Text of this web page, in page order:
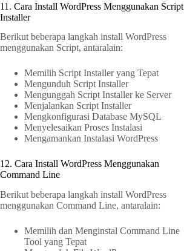
11. Cara Install WordPress Menggunakan Script
Installer
Berikut beberapa langkah install WordPress
menggunakan Script, antaralain:
Memilih Script Installer yang Tepat
Mengunduh Script Installer
Mengunggah Script Installer ke Server
Menjalankan Script Installer
Mengkonfigurasi Database MySQL
Menyelesaikan Proses Instalasi
Mengamankan Instalasi WordPress
12. Cara Install WordPress Menggunakan
Command Line
Berikut beberapa langkah install WordPress
menggunakan Command Line, antaralain:
Memilih dan Menginstal Command Line
Tool yang Tepat